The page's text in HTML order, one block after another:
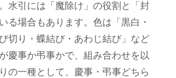
水引には「魔除け」の役割と「封
る場合もあります。色は「黒白・
切り・蝶結び・あわじ結び」など
慶事か弔事かで、組み合わせを以
の一種として、慶事・弔事どちら